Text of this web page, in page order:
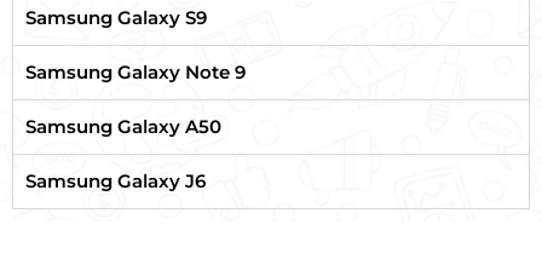
Samsung Galaxy S9
Samsung Galaxy Note 9
Samsung Galaxy A50
Samsung Galaxy J6